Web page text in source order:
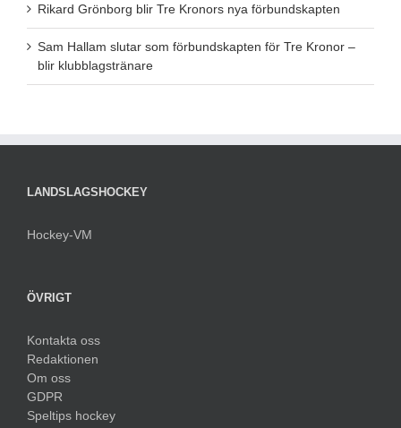
Rikard Grönborg blir Tre Kronors nya förbundskapten
Sam Hallam slutar som förbundskapten för Tre Kronor –
blir klubblagstränare
LANDSLAGSHOCKEY
Hockey-VM
ÖVRIGT
Kontakta oss
Redaktionen
Om oss
GDPR
Speltips hockey